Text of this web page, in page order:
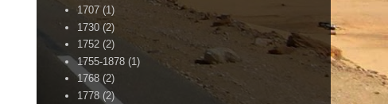
1707 (1)
1730 (2)
1752 (2)
1755-1878 (1)
1768 (2)
1778 (2)